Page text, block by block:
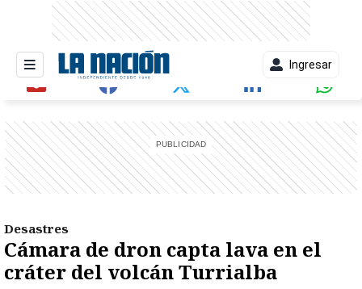
Ingresar
Desastres
Cámara de dron capta lava en el
cráter del volcán Turrialba